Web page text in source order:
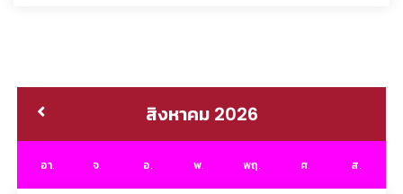
สิงหาคม 2026
อา. จ. อ. พ. พฤ. ศ. ส.